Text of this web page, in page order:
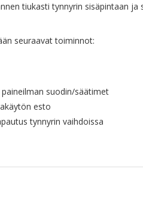
tiukasti tynnyrin sisäpintaan ja
seuraavat toiminnot:
suodin/säätimet
esto
tynnyrin vaihdoissa